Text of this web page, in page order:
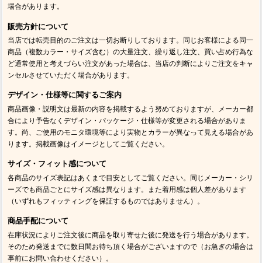
場合があります。
販売方針について
当店では転売目的のご注文は一切お断りしております。同じお客様による同一
商品（複数カラー・サイズ含む）の大量注文、繰り返し注文、買い占め行為な
ど通常使用と考えづらい注文があった場合は、当店の判断によりご注文をキャ
ンセルさせていただく場合があります。
デザイン・仕様等に関するご案内
商品画像・説明文は最新の内容を掲載するよう努めておりますが、メーカー都
合により予告なくデザイン・パッケージ・仕様等が変更される場合がありま
す。尚、ご使用のモニタ環境等により実物とカラーが異なって見える場合があ
ります。掲載画像はイメージとしてご覧ください。
サイズ・フィット感について
各商品のサイズ表記はあくまで目安としてご覧ください。同じメーカー・シリ
ーズでも商品ごとにサイズ感は異なります。また着用感は個人差があります
（いずれもフィッティングを保証するものではありません）。
商品手配について
在庫状況によりご注文後に商品を取り寄せた後に発送を行う場合があります。
そのため発送までに数日間お待ち頂く場合がございますので（お急ぎの場合は
事前にお問い合わせください）。